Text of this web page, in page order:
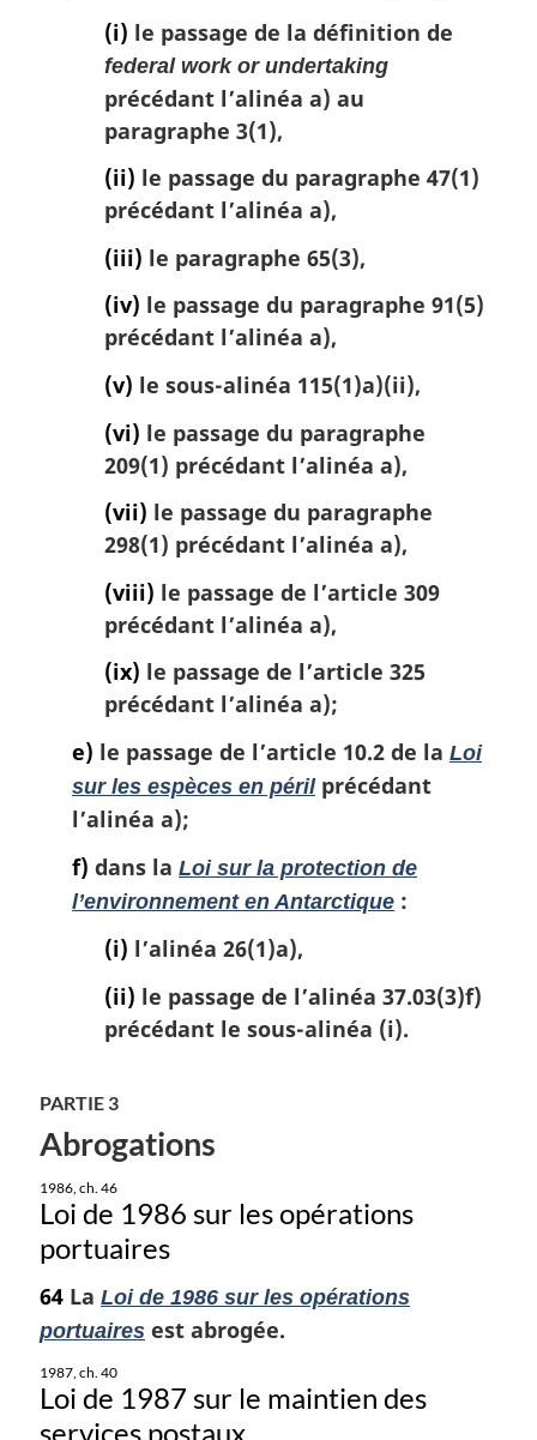
(i) le passage de la définition de
federal work or undertaking
précédant l’alinéa a) au
paragraphe 3(1),
(ii) le passage du paragraphe 47(1)
précédant l’alinéa a),
(iii) le paragraphe 65(3),
(iv) le passage du paragraphe 91(5)
précédant l’alinéa a),
(v) le sous-alinéa 115(1)a)(ii),
(vi) le passage du paragraphe
209(1) précédant l’alinéa a),
(vii) le passage du paragraphe
298(1) précédant l’alinéa a),
(viii) le passage de l’article 309
précédant l’alinéa a),
(ix) le passage de l’article 325
précédant l’alinéa a);
e) le passage de l’article 10.2 de la Loi
sur les espèces en périlprécédant
l’alinéa a);
f) dans la Loi sur la protection de
l’environnement en Antarctique :
(i) l’alinéa 26(1)a),
(ii) le passage de l’alinéa 37.03(3)f)
précédant le sous-alinéa (i).
PARTIE 3
Abrogations
1986, ch. 46
Loi de 1986 sur les opérations
portuaires
64 La Loi de 1986 sur les opérations
portuaires est abrogée.
1987, ch. 40
Loi de 1987 sur le maintien des
services postaux